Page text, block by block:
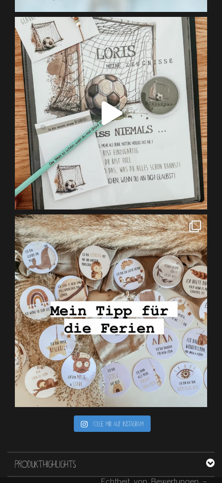
Folge mir auf Instagram
PRODUKTHIGHLIGHTS